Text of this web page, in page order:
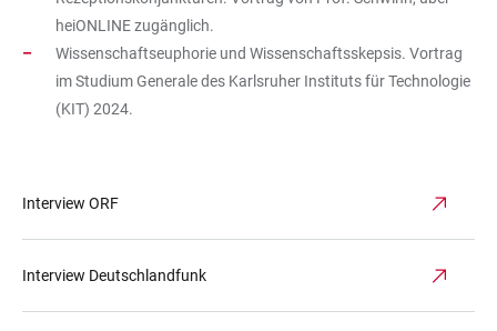
heiONLINE zugänglich.
Wissenschaftseuphorie und Wissenschaftsskepsis. Vortrag
im Studium Generale des Karlsruher Instituts für Technologie
(KIT) 2024.
Interview ORF
Interview Deutschlandfunk